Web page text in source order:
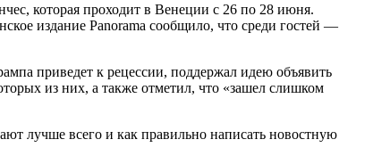
которая проходит в Венеции с 26 по 28 июня.
издание Panorama сообщило, что среди гостей —
приведет к рецессии, поддержал идею объявить
из них, а также отметил, что «зашел слишком
лучше всего и как правильно написать новостную